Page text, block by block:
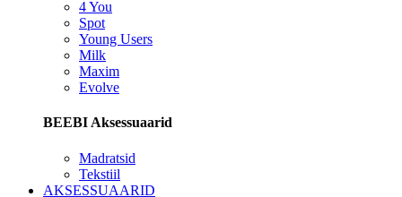
4 You
Spot
Young Users
Milk
Maxim
Evolve
BEEBI Aksessuaarid
Madratsid
Tekstiil
AKSESSUAARID